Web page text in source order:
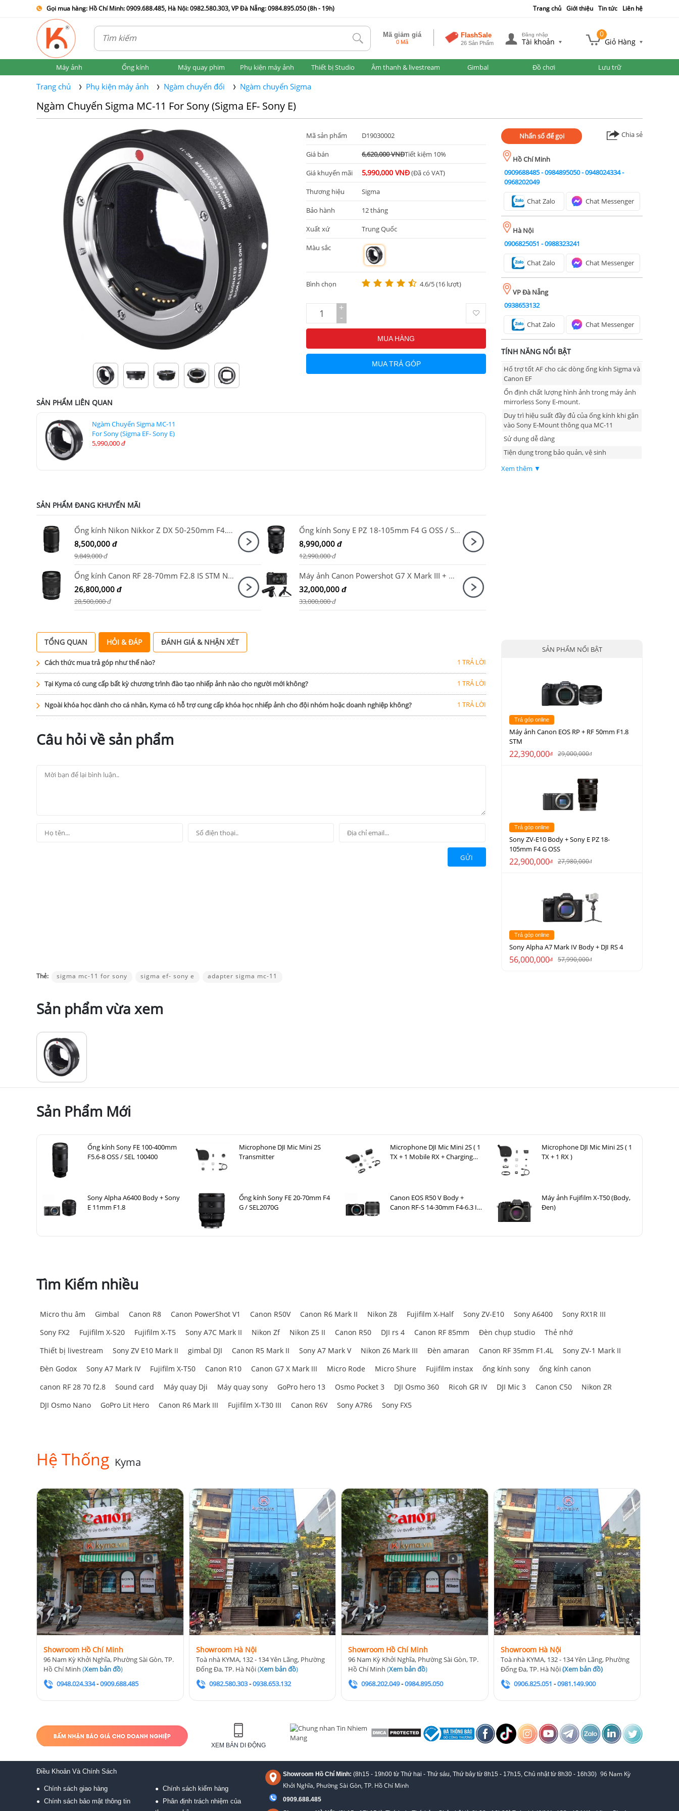
Gọi mua hàng: Hồ Chí Minh: 0909.688.485, Hà Nội: 0982.580.303, VP Đà Nẵng: 0984.895.050 (8h - 19h) Trang chủ Giới thiệu Tin tức Liên hệ
tlk Mã giảm giá
0 Mã
FlashSale
26 Sản Phẩm
Đăng nhập
Tài khoản
0
Giỏ Hàng
Máy ảnh Ống kính Máy quay phim Phụ kiện máy ảnh Thiết bị Studio Âm thanh & livestream Gimbal Đồ chơi Lưu trữ
Trang chủ Phụ kiện máy ảnh Ngàm chuyển đổi Ngàm chuyển Sigma
Ngàm Chuyển Sigma MC-11 For Sony (Sigma EF- Sony E)
Mã sản phẩm D19030002
Giá bán 6,620,000 VNĐTiết kiệm 10%
Giá khuyến mãi 5,990,000 VNĐ(Đã có VAT)
Thương hiệu Sigma
Bảo hành 12 tháng
Xuất xứ Trung Quốc
Màu sắc
m
Bình chọn 4.6/5 (16 lượt)
+
-
MUA HÀNG
MUA TRẢ GÓP
SẢN PHẨM LIÊN QUAN
Ngàm Chuyển Sigma MC-11
For Sony (Sigma EF- Sony E)
5,990,000 đ
SẢN PHẨM ĐANG KHUYẾN MÃI
Ống kính Nikon Nikkor Z DX 50-250mm F4.5-6.3 VR
8,500,000 đ
9,849,000đ
Ống kính Sony E PZ 18-105mm F4 G OSS / SELP18105G
8,990,000 đ
12,990,000đ
Ống kính Canon RF 28-70mm F2.8 IS STM Nhập khẩu
26,800,000 đ
28,500,000đ
Máy ảnh Canon Powershot G7 X Mark III + Microphone Canon DM-E100 + Báng tay cầm Canon HG-100TBR
32,000,000 đ
33,000,000đ
Nhấn số để gọi Chia sẻ
Hồ Chí Minh
0909688485-0984895050-0948024334-
0968202049
Chat Zalo Chat Messenger
Hà Nội
0906825051 -0988323241
Chat Zalo Chat Messenger
VP Đà Nẵng
0938653132
Chat Zalo Chat Messenger
TÍNH NĂNG NỔI BẬT
Hổ trợ tốt AF cho các dòng ống kính Sigma và
Canon EF
Ổn định chất lượng hình ảnh trong máy ảnh
mirrorless Sony E-mount.
Duy trì hiệu suất đầy đủ của ống kính khi gắn
vào Sony E-Mount thông qua MC-11
Sử dụng dễ dàng
Tiện dụng trong bảo quản, vệ sinh
Xem thêm ▼
TỔNG QUAN HỎI & ĐÁP ĐÁNH GIÁ & NHẬN XÉT
Cách thức mua trả góp như thế nào? 1 TRẢ LỜI
Tại Kyma có cung cấp bất kỳ chương trình đào tạo nhiếp ảnh nào cho người mới không? 1 TRẢ LỜI
Ngoài khóa học dành cho cá nhân, Kyma có hỗ trợ cung cấp khóa học nhiếp ảnh cho đội nhóm hoặc doanh nghiệp không? 1 TRẢ LỜI
Câu hỏi về sản phẩm
GỬI
SẢN PHẨM NỔI BẬT
Trả góp online
Máy ảnh Canon EOS RP + RF 50mm F1.8
STM
22,390,000đ 29,000,000đ
Trả góp online
Sony ZV-E10 Body + Sony E PZ 18-
105mm F4 G OSS
22,900,000đ 27,980,000đ
Trả góp online
Sony Alpha A7 Mark IV Body + DJI RS 4
56,000,000đ 57,990,000đ
Thẻ: sigma mc-11 for sony sigma ef- sony e adapter sigma mc-11
Sản phẩm vừa xem
Sản Phẩm Mới
Ống kính Sony FE 100-400mm
F5.6-8 OSS / SEL 100400
Microphone DJI Mic Mini 2S
Transmitter
Microphone DJI Mic Mini 2S ( 1
TX + 1 Mobile RX + Charging
Microphone DJI Mic Mini 2S ( 1
TX + 1 RX )
Sony Alpha A6400 Body + Sony
E 11mm F1.8
Ống kính Sony FE 20-70mm F4
G / SEL2070G
Canon EOS R50 V Body +
Canon RF-S 14-30mm F4-6.3 IS
Máy ảnh Fujifilm X-T50 (Body,
Đen)
Tìm Kiếm nhiều
Micro thu âm Gimbal Canon R8 Canon PowerShot V1 Canon R50V Canon R6 Mark II Nikon Z8 Fujifilm X-Half Sony ZV-E10 Sony A6400
Sony RX1R III
Sony FX2
Fujifilm X-S20 Fujifilm X-T5 Sony A7C Mark II Nikon Zf Nikon Z5 II Canon R50 DJI rs 4 Canon RF 85mm Đèn chụp studio
Thẻ nhớ
Thiết bị livestream
Sony ZV E10 Mark II gimbal DJI Canon R5 Mark II Sony A7 Mark V Nikon Z6 Mark III Đèn amaran Canon RF 35mm F1.4L
Sony ZV-1 Mark II
Đèn Godox
Sony A7 Mark IV Fujifilm X-T50 Canon R10 Canon G7 X Mark III Micro Rode Micro Shure Fujifilm instax ống kính sony
ống kính canon
canon RF 28 70 f2.8
Sound card Máy quay Dji Máy quay sony GoPro hero 13 Osmo Pocket 3 DJI Osmo 360 Ricoh GR IV DJI Mic 3 Canon C50
Nikon ZR
DJI Osmo Nano
GoPro Lit Hero Canon R6 Mark III Fujifilm X-T30 III Canon R6V Sony A7R6 Sony FX5
Hệ Thống Kyma
Showroom Hồ Chí Minh
96 Nam Kỳ Khởi Nghĩa, Phường Sài Gòn, TP.
Hồ Chí Minh (Xem bản đồ)
0948.024.334-0909.688.485
Showroom Hà Nội
Toà nhà KYMA, 132 - 134 Yên Lãng, Phường
Đống Đa, TP. Hà Nội(Xem bản đồ)
0982.580.303-0938.653.132
Showroom Hồ Chí Minh
96 Nam Kỳ Khởi Nghĩa, Phường Sài Gòn, TP.
Hồ Chí Minh(Xem bản đồ)
0968.202.049-0984.895.050
Showroom Hà Nội
Toà nhà KYMA, 132 - 134 Yên Lãng, Phường
Đống Đa, TP. Hà Nội(Xem bản đồ)
0906.825.051 -0981.149.900
XEM BẢN DI ĐỘNG
Điều Khoản Và Chính Sách
● Chính sách giao hàng
● Chính sách bảo mật thông tin
● Chính sách kiểm hàng
●
Phân định trách nhiệm của
Showroom Hồ Chí Minh: (8h15 - 19h00 từ Thứ hai - Thứ sáu, Thứ bảy từ 8h15 - 17h15, Chủ nhật từ 8h30 - 16h30) 96 Nam Kỳ
Khởi Nghĩa, Phường Sài Gòn, TP. Hồ Chí Minh
0909.688.485